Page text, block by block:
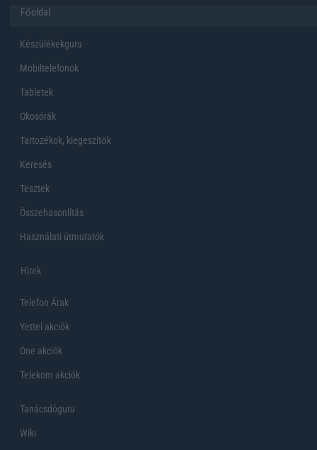
Főoldal
Készülékekguru
Mobiltelefonok
Tabletek
Okosórák
Tartozékok, kiegeszítők
Keresés
Tesztek
Összehasonlítás
Használati útmutatók
Hirek
Telefon Árak
Yettel akciók
One akciók
Telekom akciók
Tanácsdóguru
Wiki